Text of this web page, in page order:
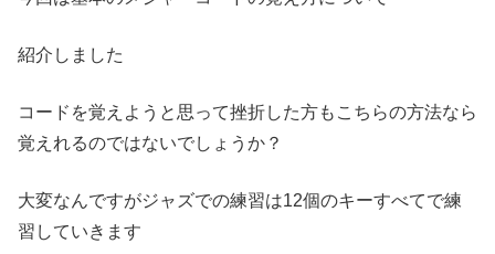
紹介しました
コードを覚えようと思って挫折した方もこちらの方法なら
覚えれるのではないでしょうか？
大変なんですがジャズでの練習は12個のキーすべてで練
習していきます